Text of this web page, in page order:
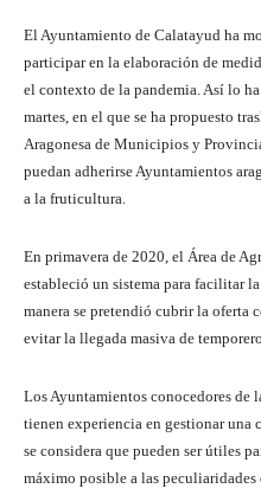
El Ayuntamiento de Calatayud ha
participar en la elaboración de
el contexto de la pandemia. Así lo
martes, en el que se ha propuesto
Aragonesa de Municipios y
puedan adherirse Ayuntamientos
a la fruticultura.
En primavera de 2020, el Área de
estableció un sistema para facilitar
manera se pretendió cubrir la oferta
evitar la llegada masiva de
Los Ayuntamientos conocedores de
tienen experiencia en gestionar una
se considera que pueden ser útiles
máximo posible a las